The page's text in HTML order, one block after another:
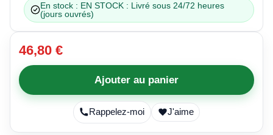
En stock : EN STOCK : Livré sous 24/72 heures
(jours ouvrés)
46,80 €
Ajouter au panier
Rappelez-moi J'aime